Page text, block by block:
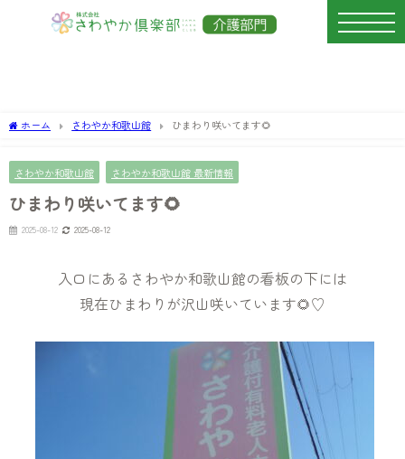
ホーム さわやか和歌山館 ひまわり咲いてます🌻
さわやか和歌山館 さわやか和歌山館 最新情報
ひまわり咲いてます🌻
2025-08-12 2025-08-12
入口にあるさわやか和歌山館の看板の下には
現在ひまわりが沢山咲いています🌻♡